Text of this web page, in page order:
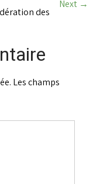
Next →
des
Les champs